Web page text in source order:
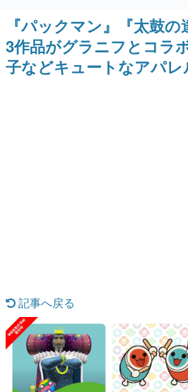
ゲームの企画書
名作ゲームクリエイターの
聞きし、ヒットする企画（
きます。
一先生によるゲーム業界レ
なんでゲームは面白い
ゲーム開発者・hamatsu氏
具体的な形から解き明かし
が決定！レグ役・伊瀬茉莉也さ
んらが登壇する舞台挨拶も実施
ルゲ
料
月10
『パックマン』『太鼓
3作品がグラニフとコラ
子などキュートなアパ
記事へ戻る